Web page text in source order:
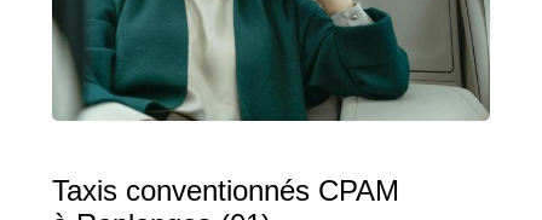
Taxis conventionnés CPAM